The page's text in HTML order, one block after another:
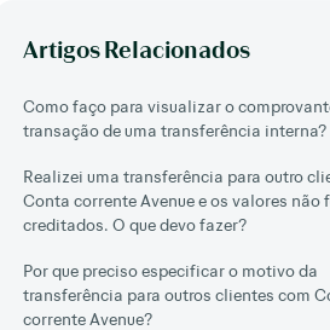
Artigos Relacionados
Como faço para visualizar o
transação de uma transferência interna?
Realizei uma transferência para outro
Conta corrente Avenue e os valores não
creditados. O que devo fazer?
Por que preciso especificar o motivo da
transferência para outros clientes com
corrente Avenue?